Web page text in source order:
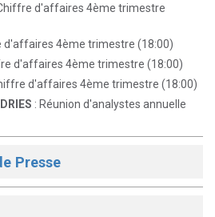
d'affaires 4ème trimestre
d'affaires 4ème trimestre (18:00)
d'affaires 4ème trimestre (18:00)
d'affaires 4ème trimestre (18:00)
: Réunion d'analystes annuelle
Presse